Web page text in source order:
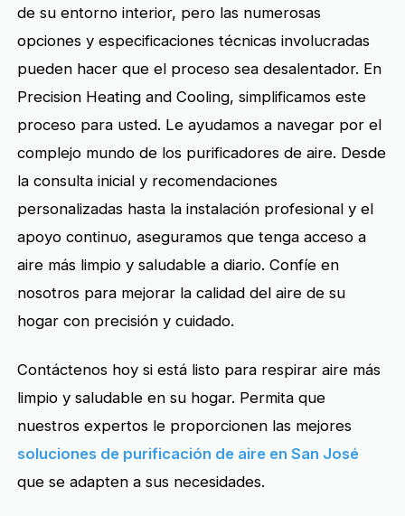
de su entorno interior, pero las numerosas
opciones y especificaciones técnicas involucradas
pueden hacer que el proceso sea desalentador. En
Precision Heating and Cooling, simplificamos este
proceso para usted. Le ayudamos a navegar por el
complejo mundo de los purificadores de aire. Desde
la consulta inicial y recomendaciones
personalizadas hasta la instalación profesional y el
apoyo continuo, aseguramos que tenga acceso a
aire más limpio y saludable a diario. Confíe en
nosotros para mejorar la calidad del aire de su
hogar con precisión y cuidado.
Contáctenos hoy si está listo para respirar aire más
limpio y saludable en su hogar. Permita que
nuestros expertos le proporcionen las mejores
soluciones de purificación de aire en San José
que se adapten a sus necesidades.